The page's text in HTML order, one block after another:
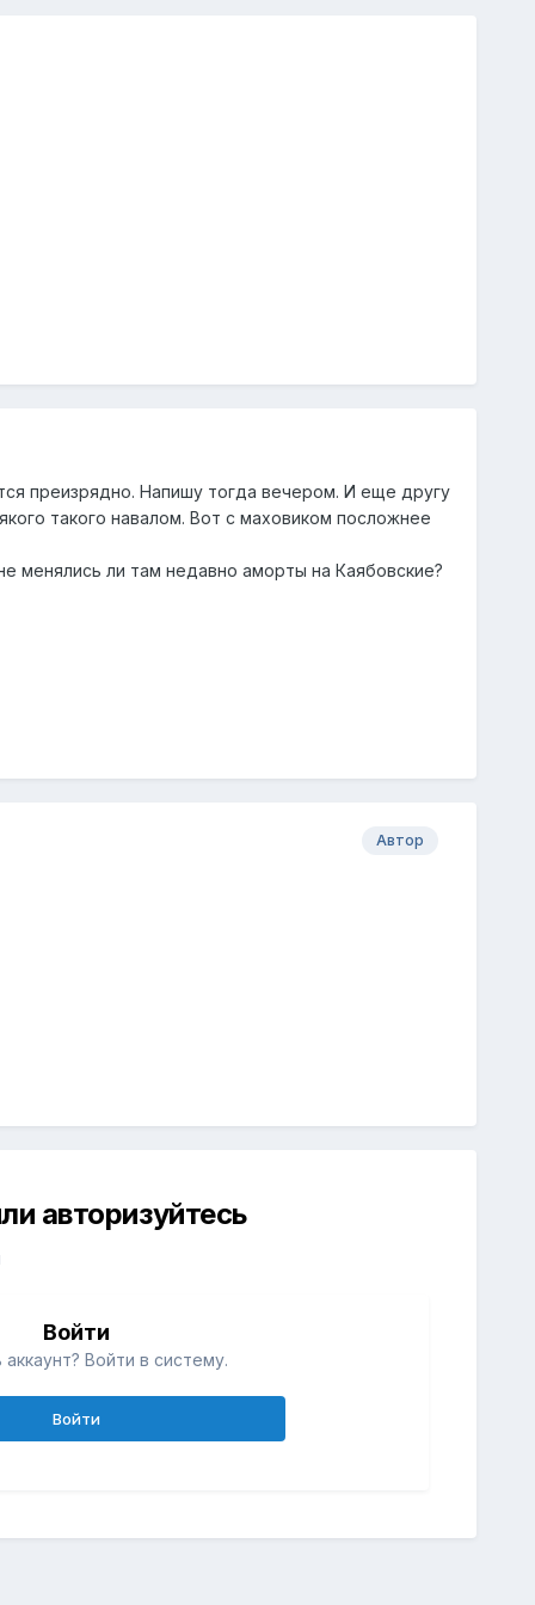
преизрядно. Напишу тогда вечером. И еще другу
такого навалом. Вот с маховиком посложнее
менялись ли там недавно аморты на Каябовские?
Автор
авторизуйтесь
Войти
Войти в систему.
Войти